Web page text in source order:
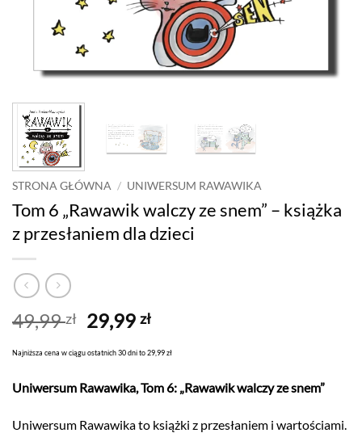
STRONA GŁÓWNA / UNIWERSUM RAWAWIKA
Tom 6 „Rawawik walczy ze snem” – książka
z przesłaniem dla dzieci
49,99zł 29,99zł
Najniższa cena w ciągu ostatnich 30 dni to 29,99 zł
Uniwersum Rawawika, Tom 6: „Rawawik walczy ze snem”
Uniwersum Rawawika to książki z przesłaniem i wartościami.